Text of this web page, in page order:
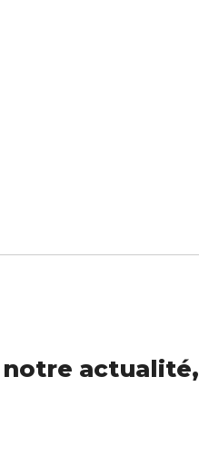
notre actualité,